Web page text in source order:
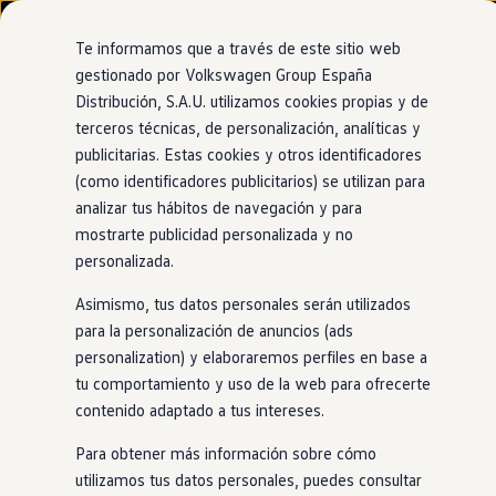
Ir
directamente
al contenido
Ir
directamente
al pie de
página
Nuevo ID. Cross
Vehículos Comerciales
Compra y ofertas
Volkswagen nuevo en stock
Volkswagen de ocasión
Financiación
My Renting
My Way
Seguros
Empresas
Autoescuelas
Eléctricos e híbridos
Más sobre híbridos
Plan Auto +
Etiquetas DGT
Simulador de autonomía, carga y ahorro
Carga y autonomía
Soluciones de carga
Tarifas de carga
Carga en casa
Modos de carga
Concesionario y taller oficial de Volkswagen
Castellana Wagen Madrid
Te informamos que a través de este sitio web
gestionado por Volkswagen Group España
Distribución, S.A.U. utilizamos cookies propias y de
terceros técnicas, de personalización, analíticas y
publicitarias. Estas cookies y otros identificadores
(como identificadores publicitarios) se utilizan para
analizar tus hábitos de navegación y para
mostrarte publicidad personalizada y no
personalizada.
Asimismo, tus datos personales serán utilizados
para la personalización de anuncios (ads
personalization) y elaboraremos perfiles en base a
tu comportamiento y uso de la web para ofrecerte
contenido adaptado a tus intereses.
Para obtener más información sobre cómo
utilizamos tus datos personales, puedes consultar